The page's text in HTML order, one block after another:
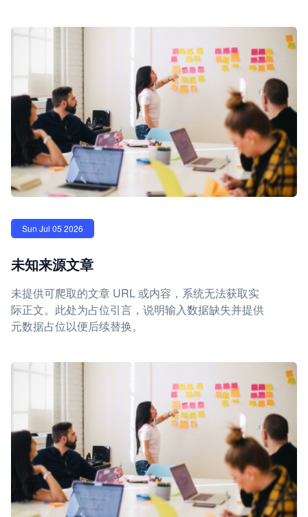
Sun Jul 05 2026
未知来源文章
未提供可爬取的文章 URL 或内容，系统无法获取实
际正文。此处为占位引言，说明输入数据缺失并提供
元数据占位以便后续替换。